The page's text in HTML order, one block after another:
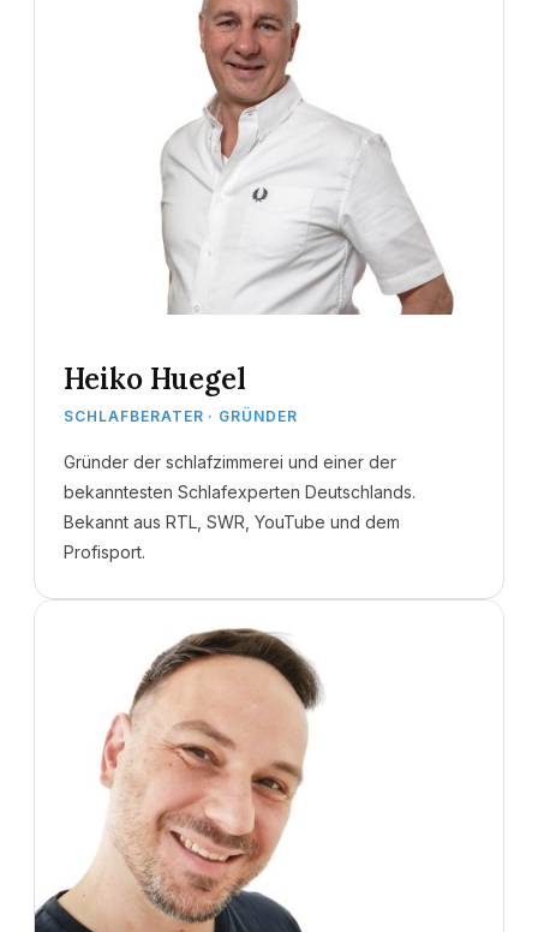
Heiko Huegel
SCHLAFBERATER · GRÜNDER
Gründer der schlafzimmerei und einer der
bekanntesten Schlafexperten Deutschlands.
Bekannt aus RTL, SWR, YouTube und dem
Profisport.